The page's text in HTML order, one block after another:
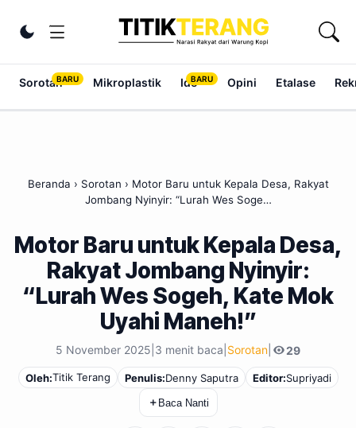
Ubah tema
Sorotan Mikroplastik Ide Opini Etalase
Beranda › Sorotan › Motor Baru untuk Kepala Desa, Rakyat
Jombang Nyinyir: “Lurah Wes Soge…
Motor Baru untuk Kepala Desa,
Rakyat Jombang Nyinyir:
“Lurah Wes Sogeh, Kate Mok
Uyahi Maneh!”
5 November 2025 3 menit baca Sorotan 29
Oleh:Titik Terang Penulis:Denny Saputra Editor:Supriyadi
＋ Baca Nanti